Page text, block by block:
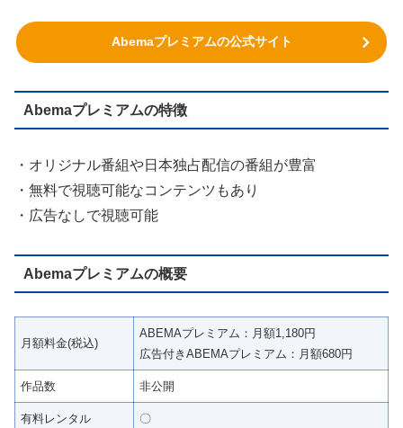
Abemaプレミアムの公式サイト
Abemaプレミアムの特徴
・オリジナル番組や日本独占配信の番組が豊富
・無料で視聴可能なコンテンツもあり
・広告なしで視聴可能
Abemaプレミアムの概要
月額料金(税込)
ABEMAプレミアム：月額1,180円
広告付きABEMAプレミアム：月額680円
作品数 非公開
有料レンタル 〇